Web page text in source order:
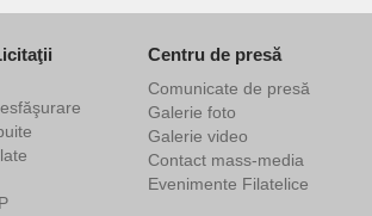
Centru de presă
Comunicate de presă
Galerie foto
Galerie video
Contact mass-media
Evenimente Filatelice